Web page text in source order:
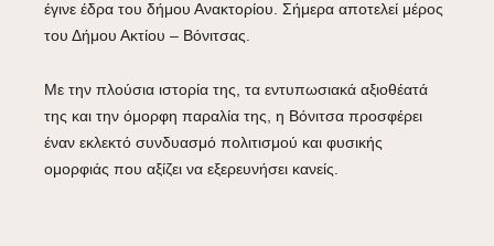
έγινε έδρα του δήμου Ανακτορίου. Σήμερα αποτελεί μέρος
του Δήμου Ακτίου – Βόνιτσας.
Με την πλούσια ιστορία της, τα εντυπωσιακά αξιοθέατά
της και την όμορφη παραλία της, η Βόνιτσα προσφέρει
έναν εκλεκτό συνδυασμό πολιτισμού και φυσικής
ομορφιάς που αξίζει να εξερευνήσει κανείς.